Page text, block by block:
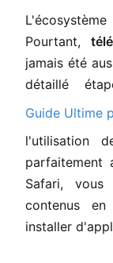
Pourtant,
jamais été
détaillé
Guide Ultime
l'utilisation
parfaitement
Safari, vous
contenus en
installer